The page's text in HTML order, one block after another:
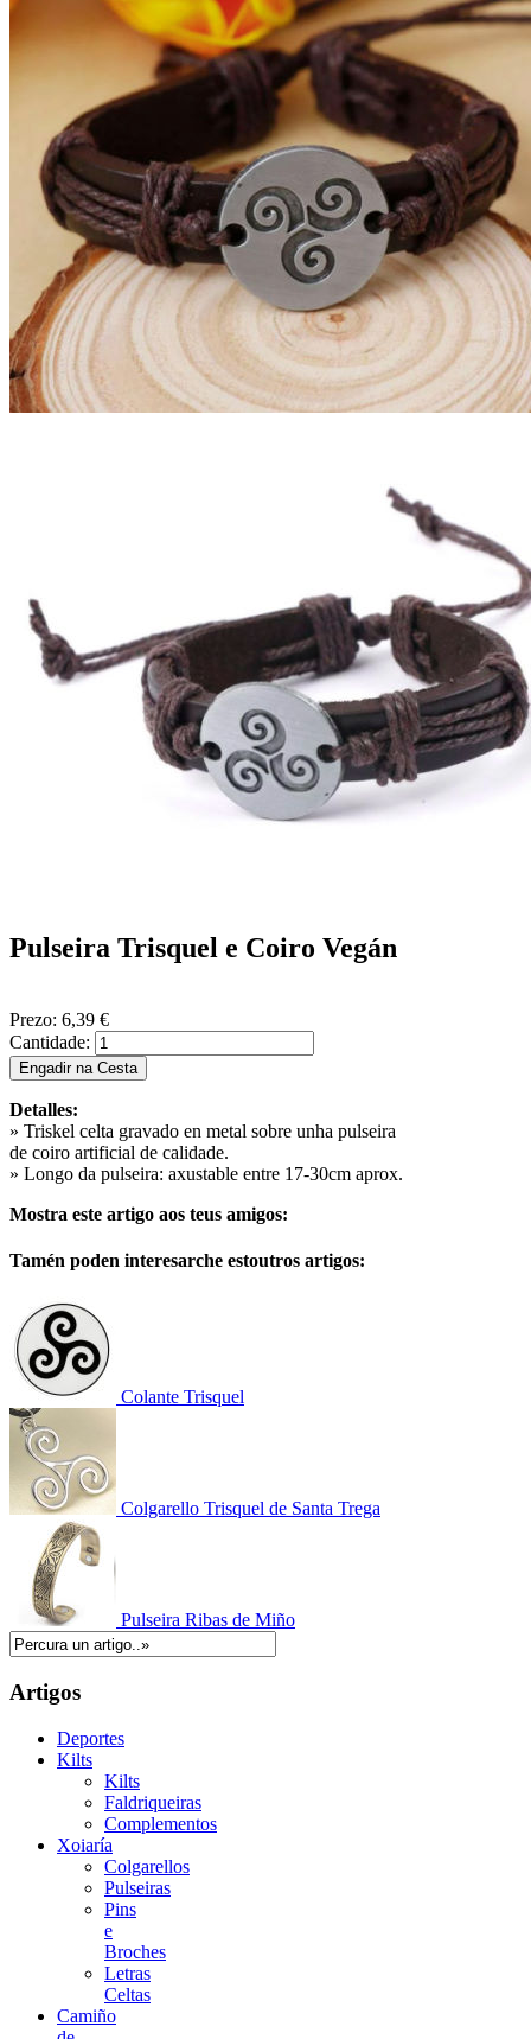
Pulseira Trisquel e Coiro Vegán
Prezo: 6,39 €
Cantidade:
Detalles:
» Triskel celta gravado en metal sobre unha pulseira
de coiro artificial de calidade.
» Longo da pulseira: axustable entre 17-30cm aprox.
Mostra este artigo aos teus amigos:
Tamén poden interesarche estoutros artigos:
Colante Trisquel
Colgarello Trisquel de Santa Trega
Pulseira Ribas de Miño
Artigos
Deportes
Kilts
Kilts
Faldriqueiras
Complementos
Xoiaría
Colgarellos
Pulseiras
Pins
e
Broches
Letras
Celtas
Camiño